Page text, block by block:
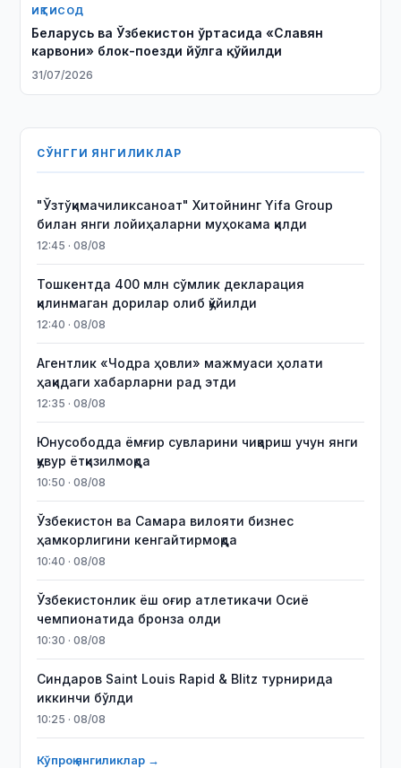
ИҚТИСОД
Беларусь ва Ўзбекистон ўртасида «Славян
карвони» блок-поезди йўлга қўйилди
31/07/2026
СЎНГГИ ЯНГИЛИКЛАР
"Ўзтўқимачиликсаноат" Хитойнинг Yifa Group
билан янги лойиҳаларни муҳокама қилди
12:45 · 08/08
Тошкентда 400 млн сўмлик декларация
қилинмаган дорилар олиб қўйилди
12:40 · 08/08
Агентлик «Чодра ҳовли» мажмуаси ҳолати
ҳақидаги хабарларни рад этди
12:35 · 08/08
Юнусободда ёмғир сувларини чиқариш учун янги
қувур ётқизилмоқда
10:50 · 08/08
Ўзбекистон ва Самара вилояти бизнес
ҳамкорлигини кенгайтирмоқда
10:40 · 08/08
Ўзбекистонлик ёш оғир атлетикачи Осиё
чемпионатида бронза олди
10:30 · 08/08
Синдаров Saint Louis Rapid & Blitz турнирида
иккинчи бўлди
10:25 · 08/08
Кўпроқ янгиликлар →